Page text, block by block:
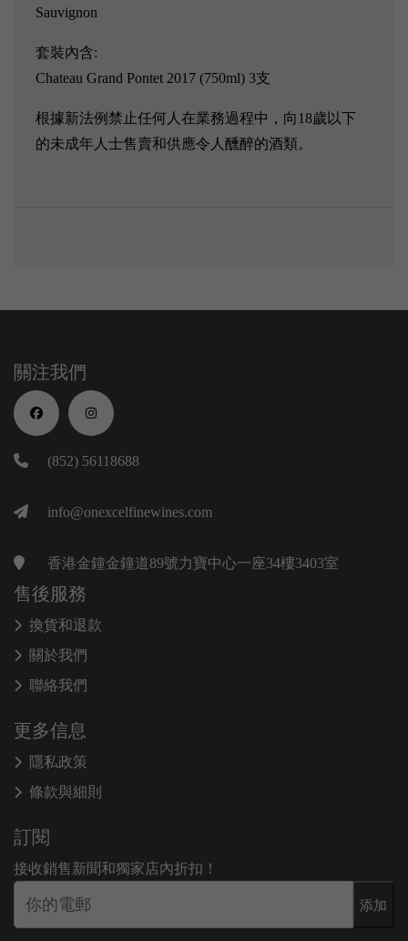
Sauvignon
套裝內含:
Chateau Grand Pontet 2017 (750ml) 3支
根據新法例禁止任何人在業務過程中，向18歲以下
的未成年人士售賣和供應令人醺醉的酒類。
關注我們
(852) 56118688
info@onexcelfinewines.com
香港金鐘金鐘道89號力寶中心一座34樓3403室
售後服務
換貨和退款
關於我們
聯絡我們
更多信息
隱私政策
條款與細則
訂閱
接收銷售新聞和獨家店內折扣！
添加